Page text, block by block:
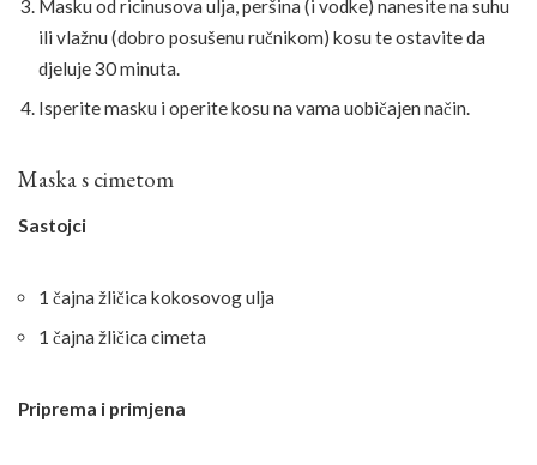
Masku od ricinusova ulja, peršina (i vodke) nanesite na suhu
ili vlažnu (dobro posušenu ručnikom) kosu te ostavite da
djeluje 30 minuta.
Isperite masku i operite kosu na vama uobičajen način.
Maska s cimetom
Sastojci
1 čajna žličica kokosovog ulja
1 čajna žličica cimeta
Priprema i primjena